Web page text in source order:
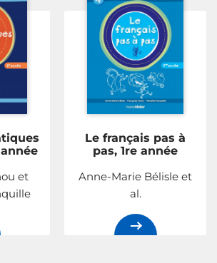
et
Le français pas à
pas, 1re année
Anne-Marie Bélisle et
al.